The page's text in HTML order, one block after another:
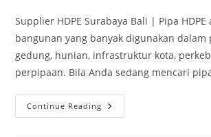
Supplier HDPE Surabaya Bali | Pipa
bangunan yang banyak digunakan dalam
gedung, hunian, infrastruktur kota,
perpipaan. Bila Anda sedang mencari
Continue Reading